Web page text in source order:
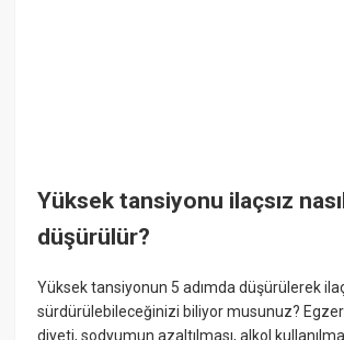
Yüksek tansiyonu ilaçsız
düşürülür?
Yüksek tansiyonun 5 adımda düşürülerek
sürdürülebileceğinizi biliyor musunuz?
diyeti, sodyumun azaltılması, alkol